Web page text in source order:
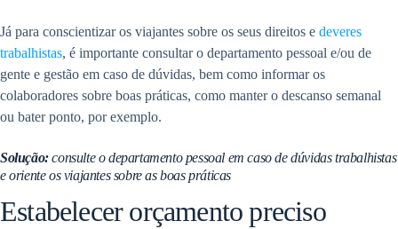
Já para conscientizar os viajantes sobre os seus direitos e deveres
trabalhistas, é importante consultar o departamento pessoal e/ou de
gente e gestão em caso de dúvidas, bem como informar os
colaboradores sobre boas práticas, como manter o descanso semanal
ou bater ponto, por exemplo.
Solução:consulte o departamento pessoal em caso de dúvidas trabalhistas
e oriente os viajantes sobre as boas práticas
Estabelecer orçamento preciso